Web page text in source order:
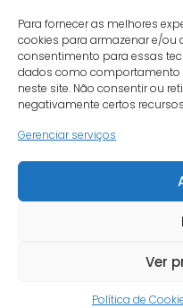
Para fornecer as melhores
cookies para armazenar e/ou
consentimento para essas
dados como comportamento
neste site. Não consentir ou
negativamente certos
Gerenciar serviços
Ver
Política de
Belo Horizonte/MG
Tel.: (31) 3342-1748
© Undime MG todos os